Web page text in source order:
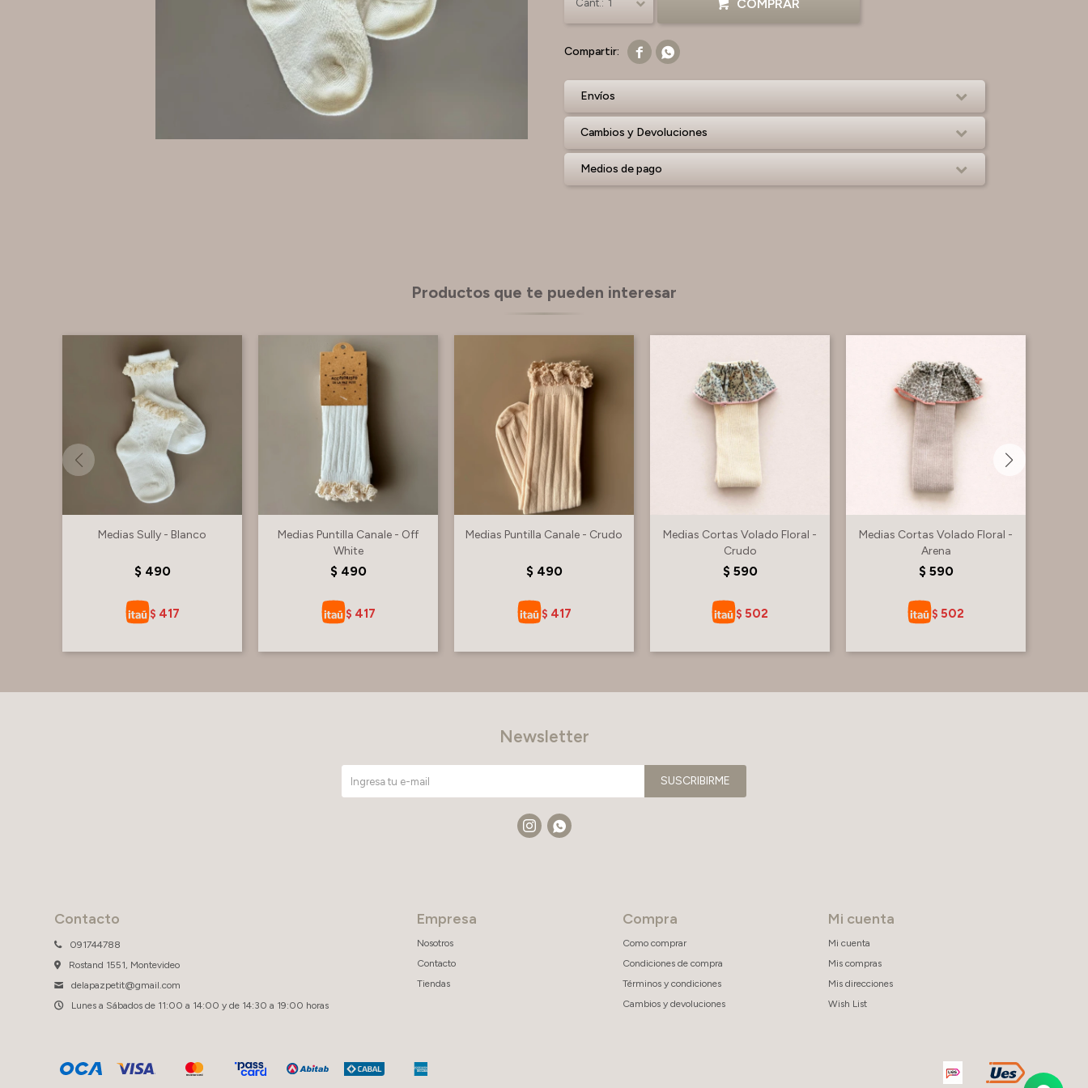
1 COMPRAR
 
Envíos
Cambios y Devoluciones
Medios de pago
Productos que te pueden interesar
Medias Sully - Blanco
$ 490
$ 417
Medias Puntilla Canale - Off
White
$ 490
$ 417
Medias Puntilla Canale - Crudo
$ 490
$ 417
Medias Cortas Volado Floral -
Crudo
$ 590
$ 502
Medias Cortas Volado Floral -
Arena
$ 590
$ 502
Contacto
091744788
Rostand 1551, Montevideo
delapazpetit@gmail.com
Lunes a Sábados de 11:00 a 14:00 y de 14:30 a 19:00 horas
Empresa
Nosotros
Contacto
Tiendas
Compra
Como comprar
Condiciones de compra
Términos y condiciones
Cambios y devoluciones
Mi cuenta
Mi cuenta
Mis compras
Mis direcciones
Wish List
Newsletter
SUSCRIBIRME
 